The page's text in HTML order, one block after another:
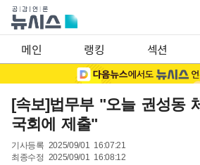
메인 랭킹 섹션
[속보]법무부 "오늘 권성동
국회에 제출"
기사등록 2025/09/01 16:07:21
최종수정 2025/09/01 16:08:12